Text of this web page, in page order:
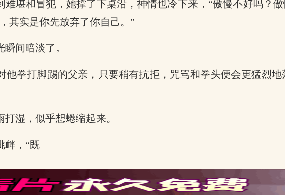
堪和冒犯，她撑了下桌沿，神情也冷下来，“傲慢不好吗？
其实是你先放弃了你自己。”
间暗淡了。
他拳打脚踢的父亲，只要稍有抗拒，咒骂和拳头便会更猛烈
湿，似乎想蜷缩起来。
衅，“既